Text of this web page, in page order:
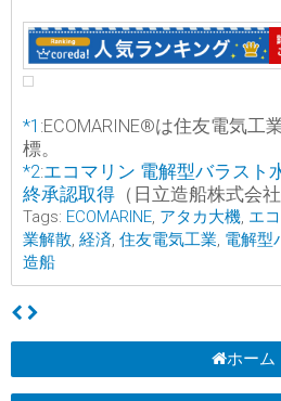
*1 :ECOMARINE®は住友電気工
標。
*2:エコマリン 電解型バラスト
終承認取得 （日立造船株式会社
Tags: ECOMARINE アタカ大機 エ
業解散 経済 住友電気工業 電解型
造船
ホーム